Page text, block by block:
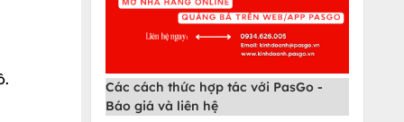
Các cách thức hợp tác với PasGo -
Báo giá và liên hệ